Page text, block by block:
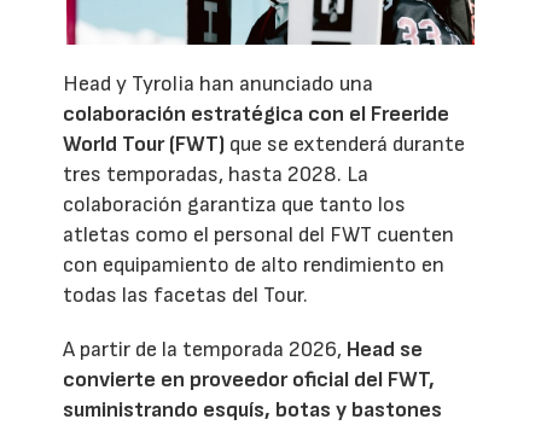
Head y Tyrolia han anunciado una
colaboración estratégica con el Freeride
World Tour (FWT) que se extenderá durante
tres temporadas, hasta 2028. La
colaboración garantiza que tanto los
atletas como el personal del FWT cuenten
con equipamiento de alto rendimiento en
todas las facetas del Tour.
A partir de la temporada 2026, Head se
convierte en proveedor oficial del FWT,
suministrando esquís, botas y bastones